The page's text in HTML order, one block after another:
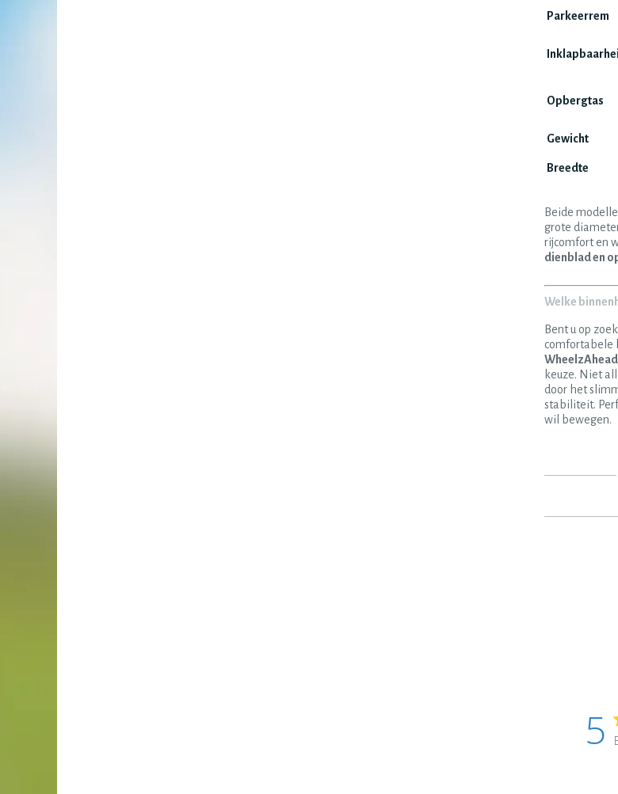
Parkeerrem
Opbergtas
Gewicht
Breedte
Beide
grote
rijcomfort en
dienblad en
Welke
Bent u op
comfortabele
WheelzAhead
keuze. Niet
door het
stabiliteit.
wil bewegen.
5